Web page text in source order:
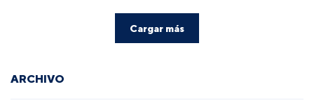
Cargar más
ARCHIVO